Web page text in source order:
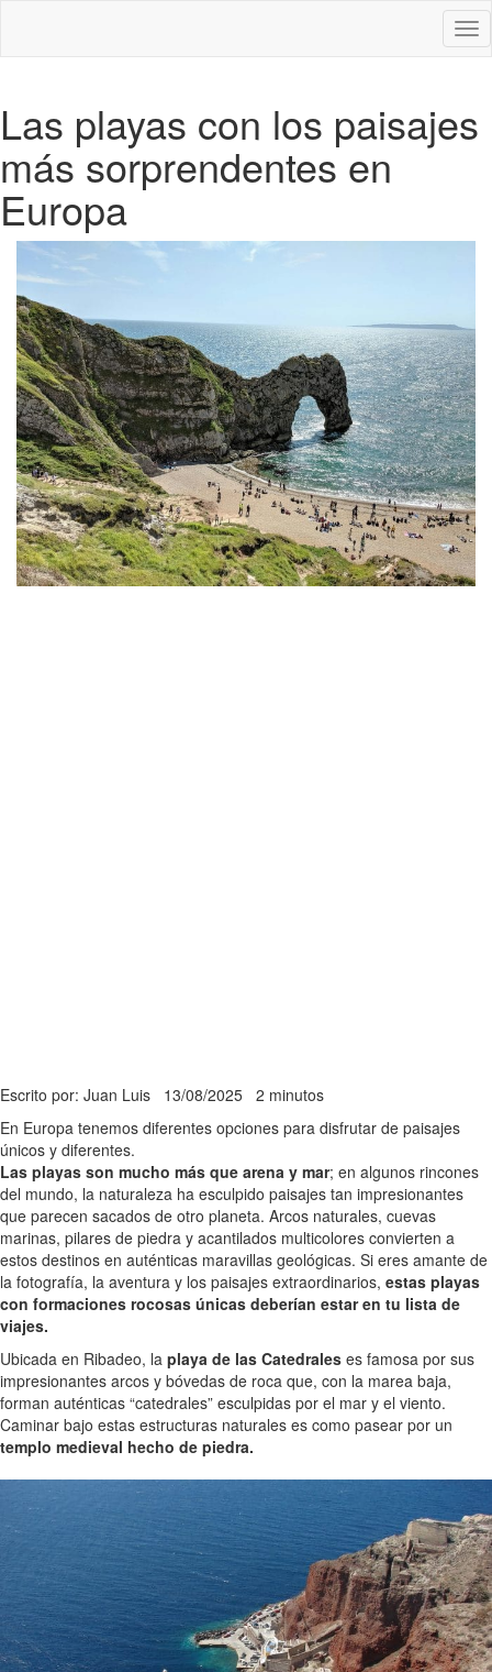
Las playas con los paisajes
más sorprendentes en
Europa
Escrito por: Juan Luis 13/08/2025 2 minutos
En Europa tenemos diferentes opciones para disfrutar de paisajes
únicos y diferentes.
Las playas son mucho más que arena y mar; en algunos rincones
del mundo, la naturaleza ha esculpido paisajes tan impresionantes
que parecen sacados de otro planeta. Arcos naturales, cuevas
marinas, pilares de piedra y acantilados multicolores convierten a
estos destinos en auténticas maravillas geológicas. Si eres amante de
la fotografía, la aventura y los paisajes extraordinarios, estas playas
con formaciones rocosas únicas deberían estar en tu lista de
viajes.
Ubicada en Ribadeo, la playa de las Catedrales es famosa por sus
impresionantes arcos y bóvedas de roca que, con la marea baja,
forman auténticas “catedrales” esculpidas por el mar y el viento.
Caminar bajo estas estructuras naturales es como pasear por un
templo medieval hecho de piedra.